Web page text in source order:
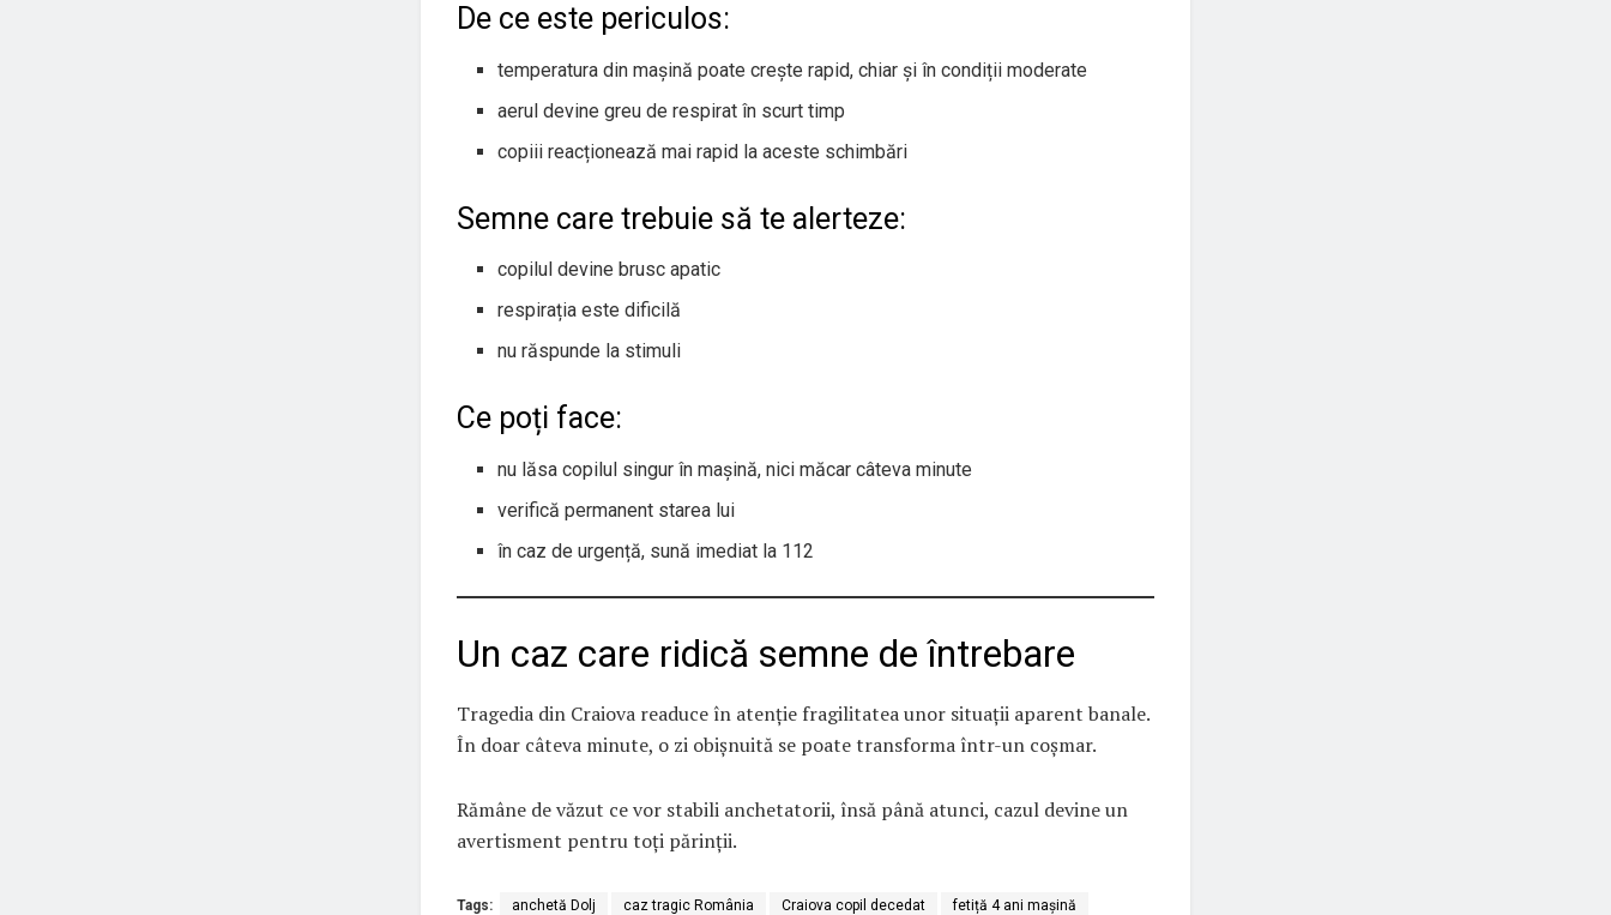
De ce este periculos:
temperatura din mașină poate crește rapid, chiar și în condiții moderate
aerul devine greu de respirat în scurt timp
copiii reacționează mai rapid la aceste schimbări
Semne care trebuie să te alerteze:
copilul devine brusc apatic
respirația este dificilă
nu răspunde la stimuli
Ce poți face:
nu lăsa copilul singur în mașină, nici măcar câteva minute
verifică permanent starea lui
în caz de urgență, sună imediat la 112
Un caz care ridică semne de întrebare
Tragedia din Craiova readuce în atenție fragilitatea unor situații aparent banale.
În doar câteva minute, o zi obișnuită se poate transforma într-un coșmar.
Rămâne de văzut ce vor stabili anchetatorii, însă până atunci, cazul devine un
avertisment pentru toți părinții.
Tags: anchetă Dolj caz tragic România Craiova copil decedat fetiță 4 ani mașină